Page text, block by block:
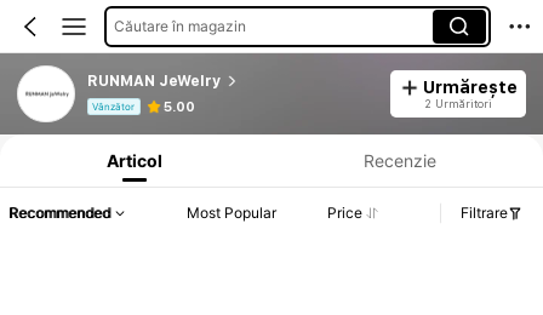
Căutare în magazin
RUNMAN JeWeIry
Vânzător 5.00
Urmărește
2 Urmăritori
Informații despre produs: Divulgarea prețului, detalii privind vânzările și stocul.
Articol Recenzie
Recommended Most Popular Price Filtrare